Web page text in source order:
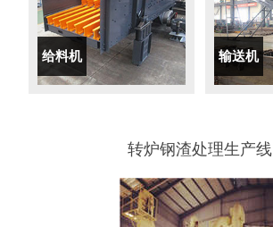
给料机 输送机
转炉钢渣处理生产线